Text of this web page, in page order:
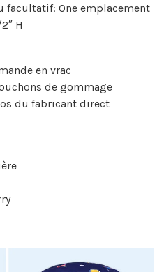
facultatif: One emplacement
H
en vrac
de gommage
du fabricant direct